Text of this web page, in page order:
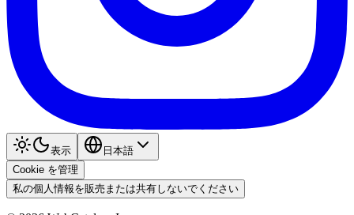
表示
日本語
Cookie を管理
私の個人情報を販売または共有しないでください